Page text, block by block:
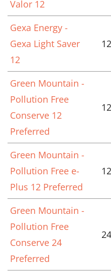
Valor 12
Gexa Energy -
Gexa Light Saver
12
Green Mountain -
Pollution Free
Conserve 12
Preferred
Green Mountain -
Pollution Free e-
Plus 12 Preferred
Green Mountain -
Pollution Free
Conserve 24
Preferred